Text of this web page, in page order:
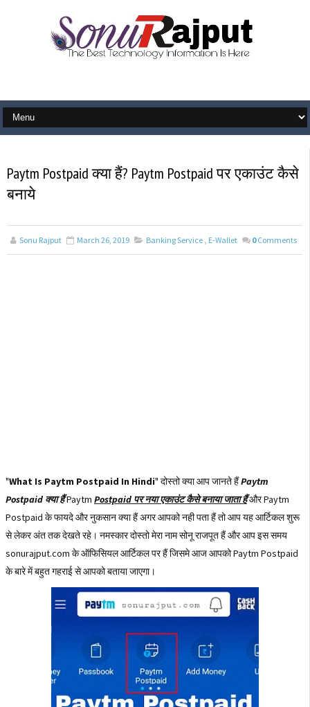
Paytm Postpaid क्या हैं? Paytm Postpaid पर एकाउंट कैसे
बनाये
Sonu Rajput March 26, 2019 Banking Service E-Wallet 0 Comments
"What Is Paytm Postpaid In Hindi" दोस्तो क्या आप जानते हैंPaytm
Postpaid क्या हैंPaytm Postpaid पर नया एकाउंट कैसे बनाया जाता हैंऔर Paytm
Postpaid के फायदे और नुकसान क्या हैं अगर आपको नही पता हैं तो आप यह आर्टिकल शुरू
से लेकर अंत तक देखते रहे। नमस्कार दोस्तो मेरा नाम सोनू राजपूत हैं और आप इस समय
sonurajput.com के ऑफिसियल आर्टिकल पर हैं जिसमे आज आपको Paytm Postpaid
के बारे में बहुत गहराई से आपको बताया जाएगा।